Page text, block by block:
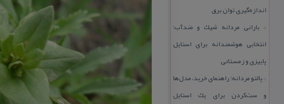
اندازه‌گیری توان برق
:: بارانی مردانه شیك و ضدآب؛
انتخابی هوشمندانه برای استایل
پاییزی و زمستانی
:: پالتو مردانه؛ راهنمای خرید، مدل‌ها
و ست‌كردن برای یك استایل